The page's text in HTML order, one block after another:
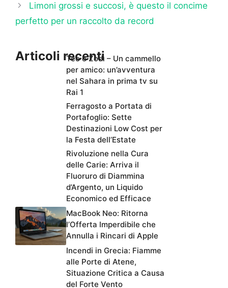
Limoni grossi e succosi, è questo il concime
perfetto per un raccolto da record
Articoli recentiTeo e Zodì – Un cammello
per amico: un’avventura
nel Sahara in prima tv su
Rai 1
Ferragosto a Portata di
Portafoglio: Sette
Destinazioni Low Cost per
la Festa dell’Estate
Rivoluzione nella Cura
delle Carie: Arriva il
Fluoruro di Diammina
d’Argento, un Liquido
Economico ed Efficace
MacBook Neo: Ritorna
l’Offerta Imperdibile che
Annulla i Rincari di Apple
Incendi in Grecia: Fiamme
alle Porte di Atene,
Situazione Critica a Causa
del Forte Vento